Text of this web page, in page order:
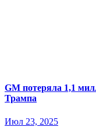
GM потеряла 1,1
Трампа
Июл 23, 2025